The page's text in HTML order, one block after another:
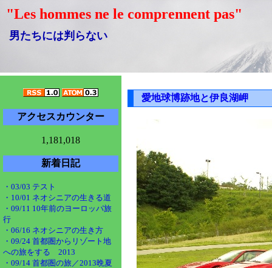
"Les hommes ne le comprennent pas"
男たちには判らない
アクセスカウンター
1,181,018
新着日記
・03/03 テスト
・10/01 ネオシニアの生きる道
・09/11 10年前のヨーロッパ旅
行
・06/16 ネオシニアの生き方
・09/24 首都圏からリゾート地
への旅をする 2013
・09/14 首都圏の旅／2013晩夏
愛地球博跡地と伊良湖岬